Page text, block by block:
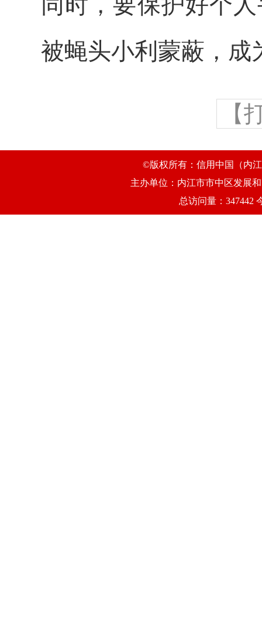
同时，要保护好个
被蝇头小利蒙蔽，成
【
©版权所有：信用中国（内
主办单位：内江市市中区发展
总访问量：347442